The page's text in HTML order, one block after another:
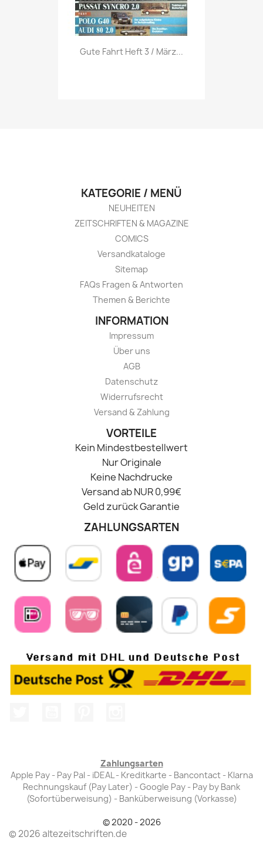
Vorschau
Gute Fahrt Heft 3 / März...
KATEGORIE / MENÜ
NEUHEITEN
ZEITSCHRIFTEN & MAGAZINE
COMICS
Versandkataloge
Sitemap
FAQs Fragen & Antworten
Themen & Berichte
INFORMATION
Impressum
Über uns
AGB
Datenschutz
Widerrufsrecht
Versand & Zahlung
VORTEILE
Kein Mindestbestellwert
Nur Originale
Keine Nachdrucke
Versand ab NUR 0,99€
Geld zurück Garantie
ZAHLUNGSARTEN
Zahlungsarten
Apple Pay - Pay Pal - iDEAL - Kreditkarte - Bancontact - Klarna
Rechnungskauf (Pay Later) - Google Pay - Pay by Bank
(Sofortüberweisung) - Banküberweisung (Vorkasse)
© 2020 - 2026
© 2026 altezeitschriften.de